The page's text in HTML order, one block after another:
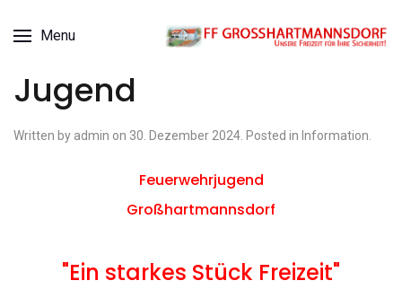
Menu
Jugend
Written by admin on 30. Dezember 2024 . Posted in Information
Feuerwehrjugend
Großhartmannsdorf
"Ein starkes Stück Freizeit"